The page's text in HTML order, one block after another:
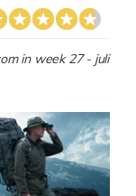
in week 27 - juli